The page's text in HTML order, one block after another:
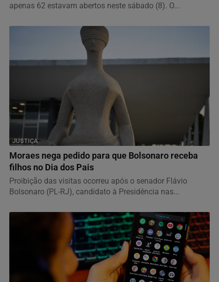
apenas 62 estavam abertos neste sábado (8). O...
JUSTIÇA
Moraes nega pedido para que Bolsonaro receba
filhos no Dia dos Pais
Proibição das visitas ocorreu após o senador Flávio
Bolsonaro (PL-RJ), candidato à Presidência nas...